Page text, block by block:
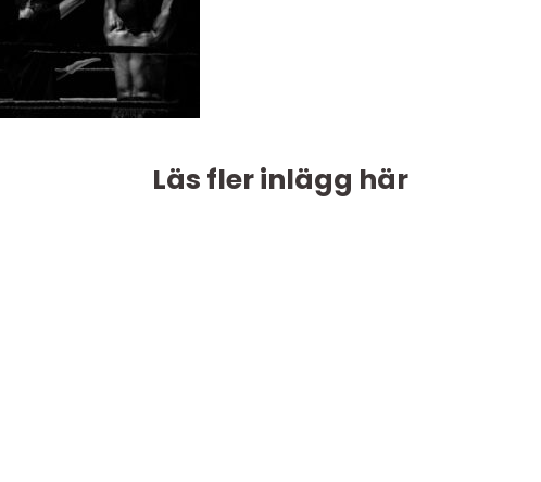
Läs fler inlägg här